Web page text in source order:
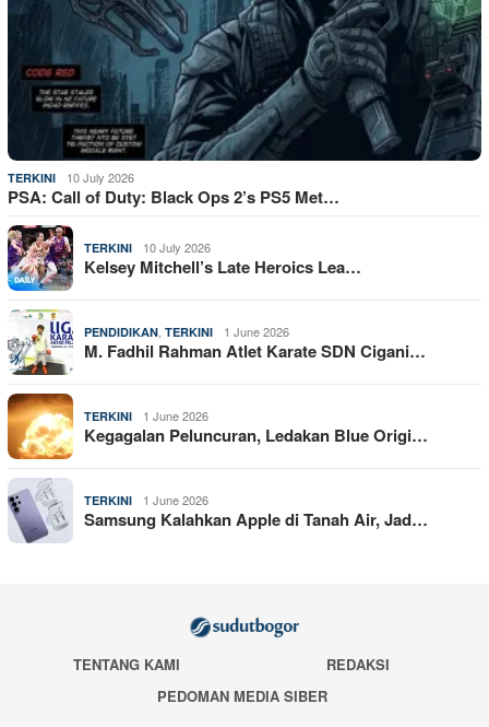
TERKINI 10 July 2026
PSA: Call of Duty: Black Ops 2’s PS5 Met…
TERKINI 10 July 2026
Kelsey Mitchell’s Late Heroics Lea…
PENDIDIKAN TERKINI 1 June 2026
M. Fadhil Rahman Atlet Karate SDN Cigani…
TERKINI 1 June 2026
Kegagalan Peluncuran, Ledakan Blue Origi…
TERKINI 1 June 2026
Samsung Kalahkan Apple di Tanah Air, Jad…
TENTANG KAMI
REDAKSI
PEDOMAN MEDIA SIBER